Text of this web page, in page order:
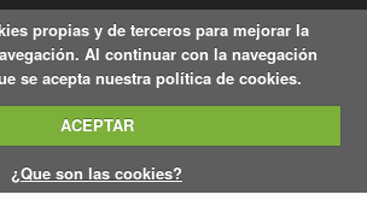
propias y de terceros para mejorar la
Al continuar con la navegación
se acepta nuestra política de cookies.
ACEPTAR
¿Que son las cookies?